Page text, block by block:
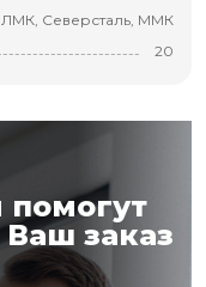
Северсталь, ММК
20
заказ